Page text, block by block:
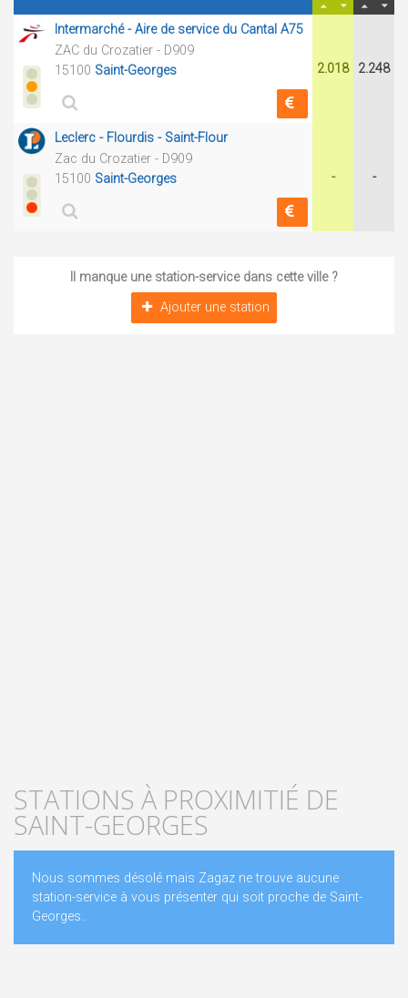
Intermarché - Aire de service du Cantal A75
ZAC du Crozatier - D909
15100 Saint-Georges 2.018 2.248
Leclerc - Flourdis - Saint-Flour
Zac du Crozatier - D909
15100 Saint-Georges - -
Il manque une station-service dans cette ville ?
Ajouter une station
STATIONS À PROXIMITIÉ DE
SAINT-GEORGES
Nous sommes désolé mais Zagaz ne trouve aucune
station-service à vous présenter qui soit proche de Saint-
Georges..